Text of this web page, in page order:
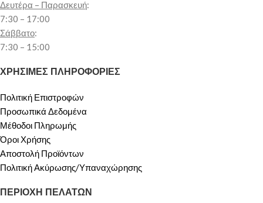
Δευτέρα – Παρασκευή:
7:30 – 17:00
Σάββατο:
7:30 – 15:00
ΧΡΗΣΙΜΕΣ ΠΛΗΡΟΦΟΡΙΕΣ
Πολιτική Επιστροφών
Προσωπικά Δεδομένα
Μέθοδοι Πληρωμής
Όροι Χρήσης
Αποστολή Προϊόντων
Πολιτική Ακύρωσης/Υπαναχώρησης
ΠΕΡΙΟΧΗ ΠΕΛΑΤΩΝ